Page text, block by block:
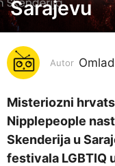
o
d
n
e
p
r
i
j
Sarajevu
Autor
Misteriozni
Nipplepeople
Skenderija u
festivala LGBTIQ